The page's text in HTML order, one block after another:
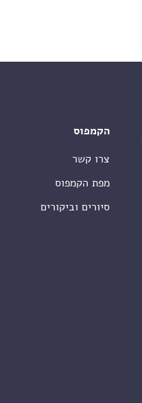
הקמפוס
צרו קשר
מפת הקמפוס
סיורים וביקורים